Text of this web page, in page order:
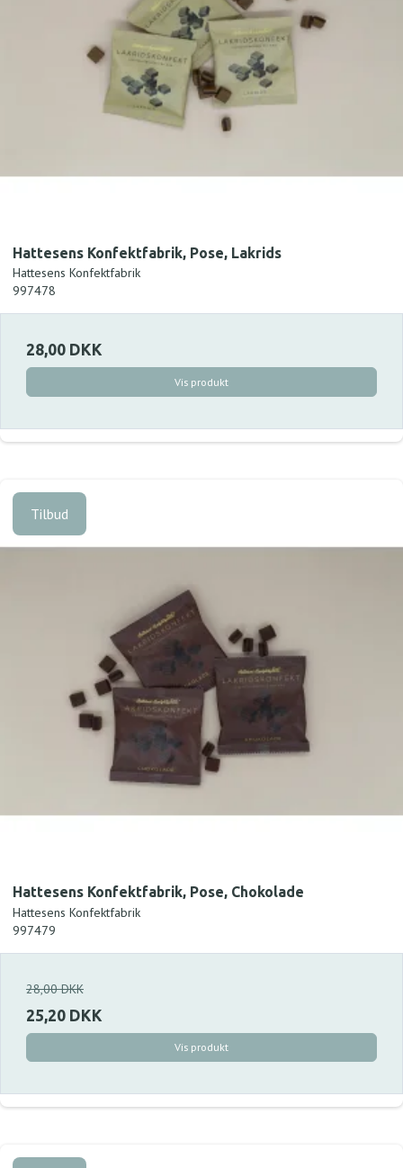
Hattesens Konfektfabrik, Pose, Lakrids
Hattesens Konfektfabrik
997478
28,00 DKK
Vis produkt
Tilbud
Hattesens Konfektfabrik, Pose, Chokolade
Hattesens Konfektfabrik
997479
28,00 DKK
25,20 DKK
Vis produkt